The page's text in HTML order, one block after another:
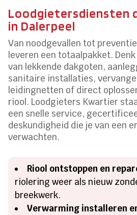
Loodgietersdiensten
in Dalerpeel
Van noodgevallen tot
leveren een totaalpakket.
van lekkende dakgoten,
sanitaire installaties,
leidingnetten of direct
riool. Loodgieters Kwartier
een snelle service,
deskundigheid die je van een
verwachten.
Riool ontstoppen en
riolering weer als nieuw
breekwerk.
Verwarming installeren